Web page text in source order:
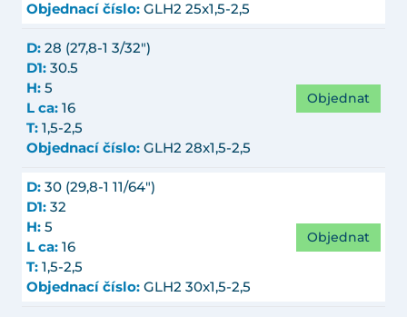
Objednací číslo: GLH2 25x1,5-2,5
D: 28 (27,8-1 3/32")
D1: 30.5
H: 5
L ca: 16
T: 1,5-2,5
Objednací číslo: GLH2 28x1,5-2,5
Objednat
D: 30 (29,8-1 11/64")
D1: 32
H: 5
L ca: 16
T: 1,5-2,5
Objednací číslo: GLH2 30x1,5-2,5
Objednat